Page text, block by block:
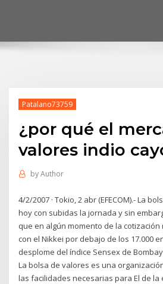
Patalano73759
¿por qué el
valores indio
byAuthor
4/2/2007 · Tokio, 2 abr (EFECOM).- La
hoy con subidas la jornada y sin
que en algún momento de la
con el Nikkei por debajo de los 17.000
desplome del índice Sensex de
La bolsa de valores es una
las facilidades necesarias para El de la